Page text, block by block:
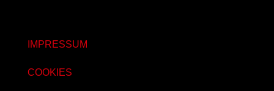
IMPRESSUM
COOKIES